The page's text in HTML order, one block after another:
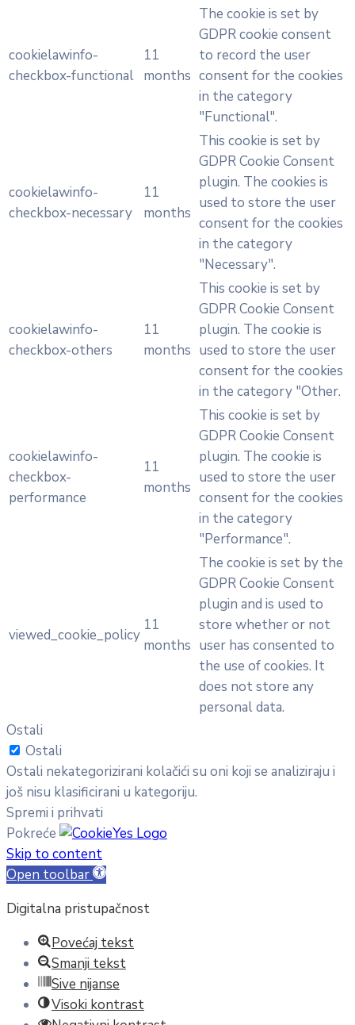
cookielawinfo-
checkbox-functional
11
months
The cookie is set by
GDPR cookie consent
to record the user
consent for the cookies
in the category
"Functional".
cookielawinfo-
checkbox-necessary
11
months
This cookie is set by
GDPR Cookie Consent
plugin. The cookies is
used to store the user
consent for the cookies
in the category
"Necessary".
cookielawinfo-
checkbox-others
11
months
This cookie is set by
GDPR Cookie Consent
plugin. The cookie is
used to store the user
consent for the cookies
in the category "Other.
cookielawinfo-
checkbox-
performance
11
months
This cookie is set by
GDPR Cookie Consent
plugin. The cookie is
used to store the user
consent for the cookies
in the category
"Performance".
viewed_cookie_policy
11
months
The cookie is set by the
GDPR Cookie Consent
plugin and is used to
store whether or not
user has consented to
the use of cookies. It
does not store any
personal data.
Ostali
Ostali
Ostali nekategorizirani kolačići su oni koji se analiziraju i
još nisu klasificirani u kategoriju.
Spremi i prihvati
Pokreće
Skip to content
Open toolbar
Digitalna pristupačnost
Povećaj tekst
Smanji tekst
Sive nijanse
Visoki kontrast